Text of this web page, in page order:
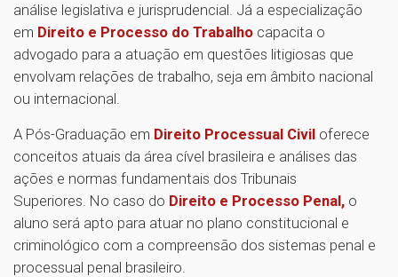
análise legislativa e jurisprudencial. Já a especialização
em Direito e Processo do Trabalho capacita o
advogado para a atuação em questões litigiosas que
envolvam relações de trabalho, seja em âmbito nacional
ou internacional.
A Pós-Graduação em Direito Processual Civil oferece
conceitos atuais da área cível brasileira e análises das
ações e normas fundamentais dos Tribunais
Superiores. No caso do Direito e Processo Penal, o
aluno será apto para atuar no plano constitucional e
criminológico com a compreensão dos sistemas penal e
processual penal brasileiro.